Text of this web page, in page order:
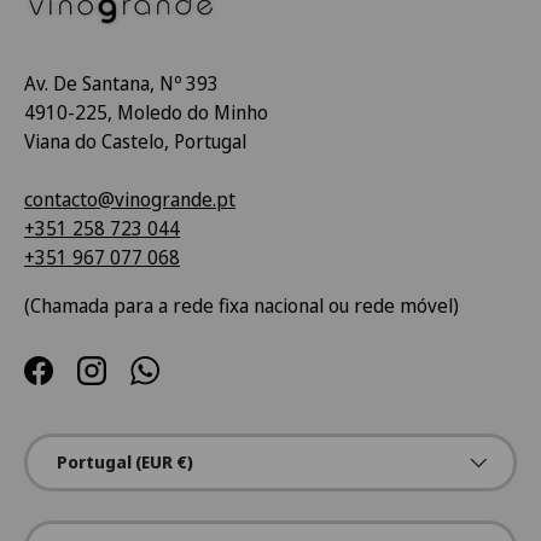
Av. De Santana, Nº 393
4910-225, Moledo do Minho
Viana do Castelo, Portugal
contacto@vinogrande.pt
+351 258 723 044
+351 967 077 068
(Chamada para a rede fixa nacional ou rede móvel)
FacebookInstagramWhatsApp
País/Região
Portugal (EUR €)
Idioma